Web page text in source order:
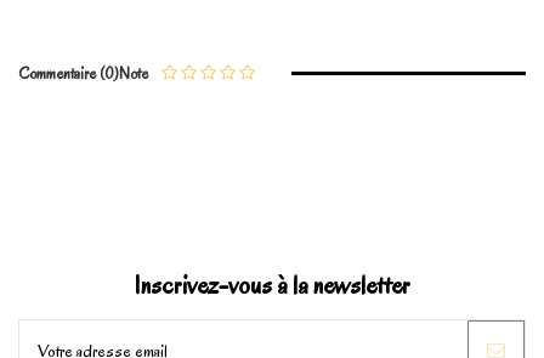
Note
Commentaire (0)
Inscrivez-vous à la newsletter